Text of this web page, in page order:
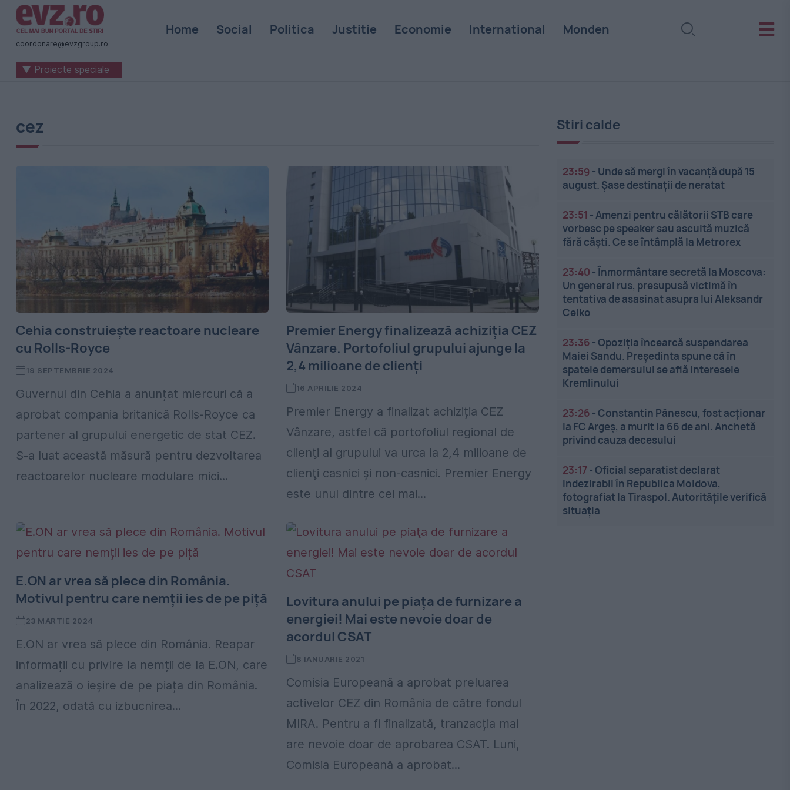
Știri
naționale
internaționale
-
coordonare@evzgroup.ro
Home Social Politica Justitie Economie International Monden
▼ Proiecte speciale
cez
Cehia construiește reactoare nucleare
cu Rolls-Royce
19 SEPTEMBRIE 2024
Guvernul din Cehia a anunțat miercuri că a
aprobat compania britanică Rolls-Royce ca
partener al grupului energetic de stat CEZ.
S-a luat această măsură pentru dezvoltarea
reactoarelor nucleare modulare mici...
Premier Energy finalizează achiziția CEZ
Vânzare. Portofoliul grupului ajunge la
2,4 milioane de clienți
16 APRILIE 2024
Premier Energy a finalizat achiziția CEZ
Vânzare, astfel că portofoliul regional de
clienţi al grupului va urca la 2,4 milioane de
clienţi casnici şi non-casnici. Premier Energy
este unul dintre cei mai...
E.ON ar vrea să plece din România.
Motivul pentru care nemții ies de pe piță
23 MARTIE 2024
E.ON ar vrea să plece din România. Reapar
informații cu privire la nemții de la E.ON, care
analizează o ieșire de pe piața din România.
În 2022, odată cu izbucnirea...
Lovitura anului pe piaţa de furnizare a
energiei! Mai este nevoie doar de
acordul CSAT
8 IANUARIE 2021
Comisia Europeană a aprobat preluarea
activelor CEZ din România de către fondul
MIRA. Pentru a fi finalizată, tranzacția mai
are nevoie doar de aprobarea CSAT. Luni,
Comisia Europeană a aprobat...
Stiri calde
23:59 - Unde să mergi în vacanță după 15
august. Șase destinații de neratat
23:51 -Amenzi pentru călătorii STB care
vorbesc pe speaker sau ascultă muzică
fără căști. Ce se întâmplă la Metrorex
23:40 -Înmormântare secretă la Moscova:
Un general rus, presupusă victimă în
tentativa de asasinat asupra lui Aleksandr
Ceiko
23:36 -Opoziția încearcă suspendarea
Maiei Sandu. Președinta spune că în
spatele demersului se află interesele
Kremlinului
23:26 -Constantin Pănescu, fost acționar
la FC Argeș, a murit la 66 de ani. Anchetă
privind cauza decesului
23:17 -Oficial separatist declarat
indezirabil în Republica Moldova,
fotografiat la Tiraspol. Autoritățile verifică
situația